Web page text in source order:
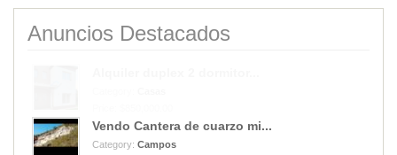
Anuncios Destacados
Vendo Cantera de cuarzo mi...
Category: Campos